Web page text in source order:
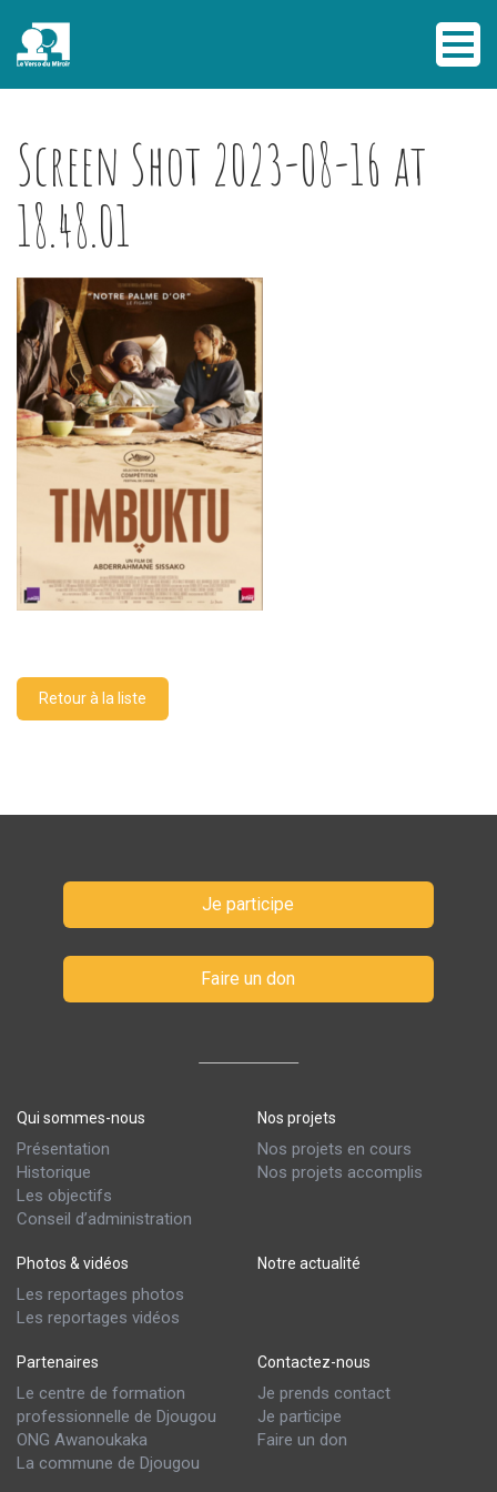
Screen Shot 2023-08-16 at
18.48.01
Retour à la liste
Je participe
Faire un don
Qui sommes-nous
Présentation
Historique
Les objectifs
Conseil d’administration
Nos projets
Nos projets en cours
Nos projets accomplis
Photos & vidéos
Les reportages photos
Les reportages vidéos
Notre actualité
Partenaires
Le centre de formation
professionnelle de Djougou
ONG Awanoukaka
La commune de Djougou
Contactez-nous
Je prends contact
Je participe
Faire un don